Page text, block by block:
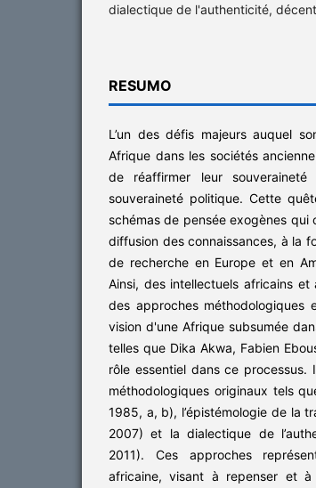
dialectique de l'authenticité,
RESUMO
L’un des défis majeurs auquel
Afrique dans les sociétés
de réaffirmer leur
souveraineté politique. Cette
schémas de pensée exogènes
diffusion des connaissances, à la
de recherche en Europe et en
Ainsi, des intellectuels africains
des approches méthodologiques
vision d'une Afrique subsumée
telles que Dika Akwa, Fabien
rôle essentiel dans ce
méthodologiques originaux tels
1985, a, b), l’épistémologie de la
2007) et la dialectique de
2011). Ces approches
africaine, visant à repenser et